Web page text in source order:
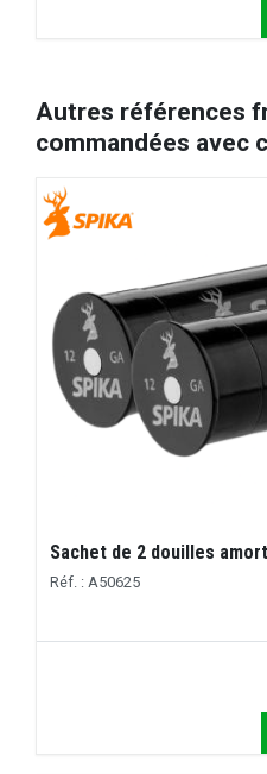
Autres références
commandées avec
Sachet de 2 douilles
Réf. : A50625